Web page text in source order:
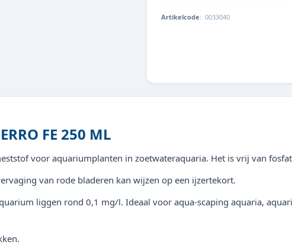
Artikelcode: 0033040
FE 250 ML
voor aquariumplanten in zoetwateraquaria. Het is vrij van
van rode bladeren kan wijzen op een ijzertekort.
liggen rond 0,1 mg/l. Ideaal voor aqua-scaping aquaria,